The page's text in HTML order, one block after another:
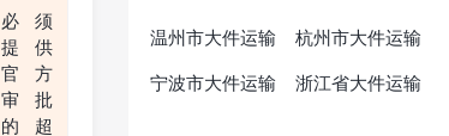
必须
提供
官方
审批
的超
温州市大件运输
杭州市大件运输
宁波市大件运输
浙江省大件运输